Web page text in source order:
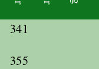
341
355